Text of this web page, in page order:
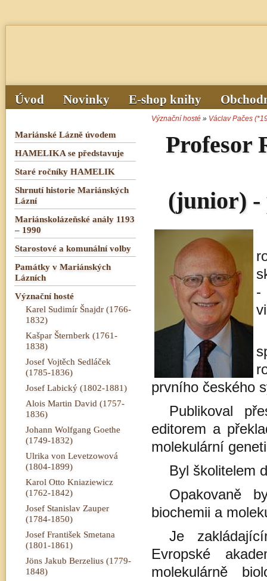
Úvod Novinky E-shop knihy
Mariánské Lázně úvodem
HAMELIKA se představuje
Staré ročníky HAMELIK
Shrnutí historie Mariánských
Lázní
Mariánskolázeňské anály 1193
– 1990
Starostové a komunální volby
Památky v Mariánských
Lázních
Význační hosté
Karel Sudimír Šnajdr (1766-
1832)
Kašpar Šternberk (1761-
1838)
Josef Vojtěch Sedláček
(1785-1836)
Josef Labický (1802-1881)
Alois Martin David (1757-
1836)
Johann Wolfgang Goethe
(1749-1832)
Ulrika von Levetzowová
(1804-1899)
Karol Otto Kniaziewicz
(1762-1842)
Josef Stanislav Zauper
(1784-1850)
Josef František Smetana
(1801-1861)
Jöns Jakub Berzelius (1779-
1848)
Význační hosté » Václav Pačes
Profesor
(junior) -
-
prvního českého
Publikoval
editorem a
molekulární
Byl školitelem
Opakovaně
biochemii a
Je
Evropské
molekulárně